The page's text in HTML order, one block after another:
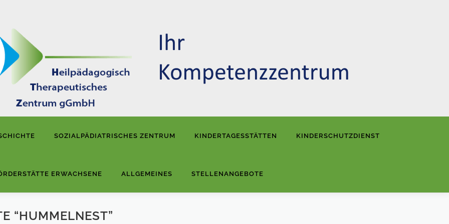
SOZIALPÄDIATRISCHES ZENTRUM KINDERTAGESSTÄTTEN KINDERSCHUTZDIENST
ERWACHSENE ALLGEMEINES STELLENANGEBOTE
“HUMMELNEST”